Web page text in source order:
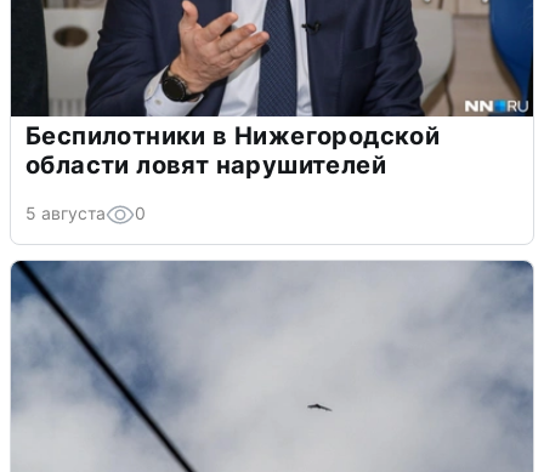
Беспилотники в Нижегородской
области ловят нарушителей
5 августа 0